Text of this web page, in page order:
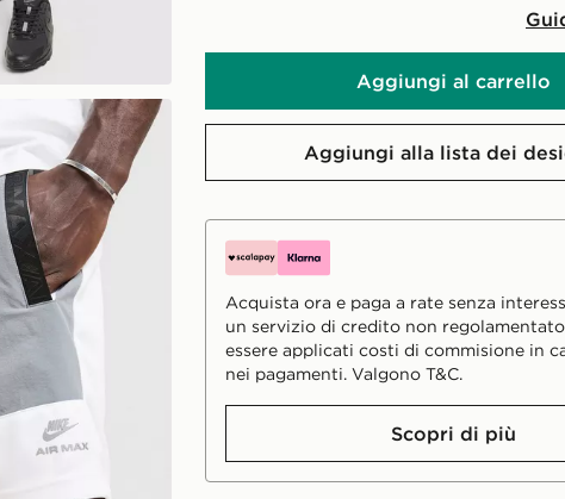
Aggiungi al carrello
Aggiungi alla lista dei
Acquista ora e paga a rate senza
un servizio di credito non
essere applicati costi di commisione in
nei pagamenti. Valgono T&C.
Scopri di più